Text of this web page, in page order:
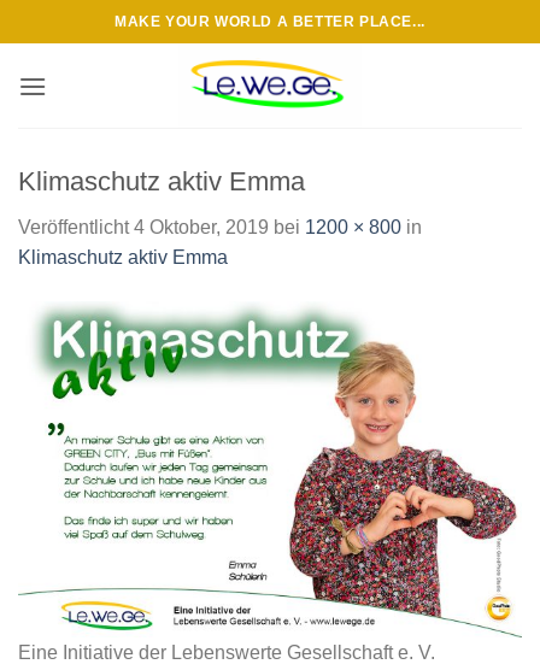
Inhalt
springen
MAKE YOUR WORLD A BETTER PLACE...
Klimaschutz aktiv Emma
Veröffentlicht4 Oktober, 2019 bei 1200 × 800 in
Klimaschutz aktiv Emma
Eine Initiative der Lebenswerte Gesellschaft e. V.